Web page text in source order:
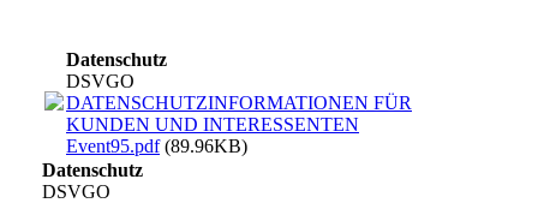
Datenschutz
DSVGO
DATENSCHUTZINFORMATIONEN FÜR
KUNDEN UND INTERESSENTEN
Event95.pdf(89.96KB)
Datenschutz
DSVGO